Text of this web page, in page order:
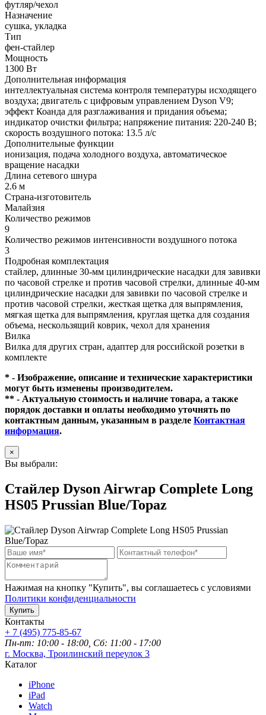
футляр/чехол
Назначение
сушка, укладка
Тип
фен-стайлер
Мощность
1300 Вт
Дополнительная информация
интеллектуальная система контроля температуры исходящего
воздуха; двигатель с цифровым управлением Dyson V9;
эффект Коанда для разглаживания и придания объема;
индикатор очистки фильтра; напряжение питания: 220-240 В;
скорость воздушного потока: 13.5 л/с
Дополнительные функции
ионизация, подача холодного воздуха, автоматическое
вращение насадки
Длина сетевого шнура
2.6 м
Страна-изготовитель
Малайзия
Количество режимов
9
Количество режимов интенсивности воздушного потока
3
Подробная комплектация
стайлер, длинные 30-мм цилиндрические насадки для завивки
по часовой стрелке и против часовой стрелки, длинные 40-мм
цилиндрические насадки для завивки по часовой стрелке и
против часовой стрелки, жесткая щетка для выпрямления,
мягкая щетка для выпрямления, круглая щетка для создания
объема, нескользящий коврик, чехол для хранения
Вилка
Вилка для других стран, адаптер для российской розетки в
комплекте
* - Изображение, описание и технические характеристики
могут быть изменены производителем.
** - Актуальную стоимость и наличие товара, а также
порядок доставки и оплаты необходимо уточнять по
контактным данным, указанным в разделе Контактная
информация.
×
Вы выбрали:
Стайлер Dyson Airwrap Complete Long
HS05 Prussian Blue/Topaz
Нажимая на кнопку "Купить", вы соглашаетесь с условиями
Политики конфиденциальности
Купить
Контакты
+ 7 (495) 775-85-67
Пн-пт: 10:00 - 18:00, Сб: 11:00 - 17:00
г. Москва, Троилинский переулок 3
Каталог
iPhone
iPad
Watch